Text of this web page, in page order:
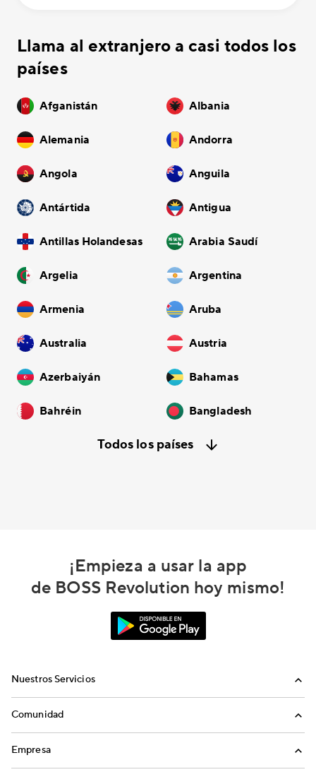
Llama al extranjero a casi todos los
países
Afganistán Albania
Alemania Andorra
Angola Anguila
Antártida Antigua
Antillas Holandesas Arabia Saudí
Argelia Argentina
Armenia Aruba
Australia Austria
Azerbaiyán Bahamas
Bahréin Bangladesh
Todos los países
¡Empieza a usar la app
de BOSS Revolution hoy mismo!
Nuestros Servicios
Envíos de Dinero
Recargas Internacionales
Comunidad
Blog
Empresa